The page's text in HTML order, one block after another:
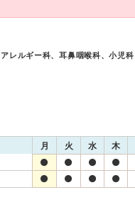
レルギー科、耳鼻咽喉科、小児科
月 火 水 木